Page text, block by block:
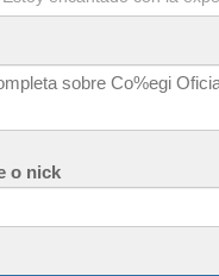
o nick